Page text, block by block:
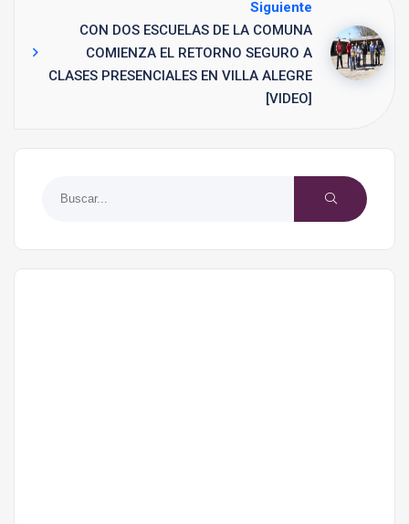
Siguiente
CON DOS ESCUELAS DE LA COMUNA
COMIENZA EL RETORNO SEGURO A
CLASES PRESENCIALES EN VILLA ALEGRE
[VIDEO]